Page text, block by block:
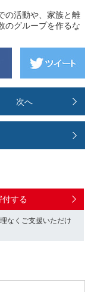
の活動や、家族と離
のグループを作るな
次へ
付する
なくご支援いただけ